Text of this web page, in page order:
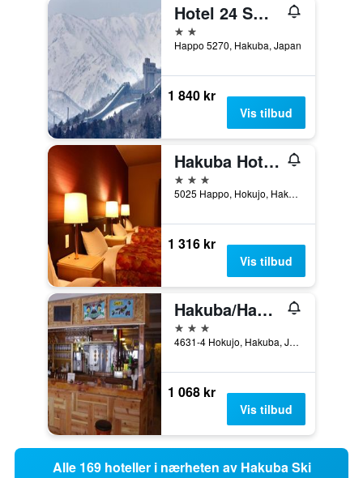
Hotel 24 Sweets Hakuba
2 stjerner
Happo 5270, Hakuba, Japan
1 840 kr
Vis tilbud
Hakuba Hotel Hananosato
3 stjerner
5025 Happo, Hokujo, Hakuba, Japan
1 316 kr
Vis tilbud
Hakuba/Hakuba Gondola Hotel
3 stjerner
4631-4 Hokujo, Hakuba, Japan
1 068 kr
Vis tilbud
Alle 169 hoteller i nærheten av Hakuba Ski